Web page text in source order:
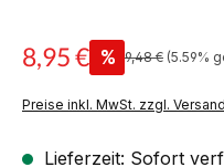
8,95 € % 9,48 € (5.59%
Preise inkl. MwSt. zzgl.
Lieferzeit: Sofort